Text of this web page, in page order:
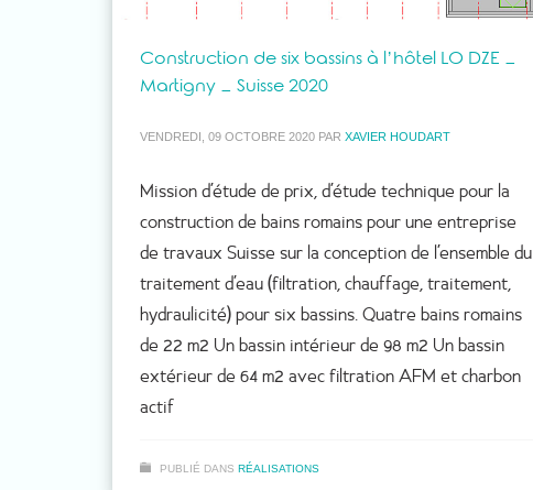
Construction de six bassins à l’hôtel LO DZE –
Martigny – Suisse 2020
VENDREDI, 09 OCTOBRE 2020 PAR XAVIER HOUDART
Mission d’étude de prix, d’étude technique pour la
construction de bains romains pour une entreprise
de travaux Suisse sur la conception de l’ensemble du
traitement d’eau (filtration, chauffage, traitement,
hydraulicité) pour six bassins. Quatre bains romains
de 22 m2 Un bassin intérieur de 98 m2 Un bassin
extérieur de 64 m2 avec filtration AFM et charbon
actif
PUBLIÉ DANS RÉALISATIONS